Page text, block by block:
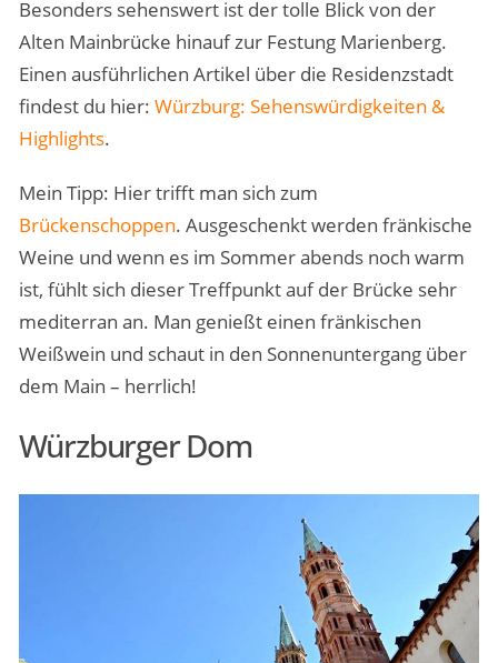
Besonders sehenswert ist der tolle Blick von der
Alten Mainbrücke hinauf zur Festung Marienberg.
Einen ausführlichen Artikel über die Residenzstadt
findest du hier: Würzburg: Sehenswürdigkeiten &
Highlights.
Mein Tipp: Hier trifft man sich zum
Brückenschoppen. Ausgeschenkt werden fränkische
Weine und wenn es im Sommer abends noch warm
ist, fühlt sich dieser Treffpunkt auf der Brücke sehr
mediterran an. Man genießt einen fränkischen
Weißwein und schaut in den Sonnenuntergang über
dem Main – herrlich!
Würzburger Dom